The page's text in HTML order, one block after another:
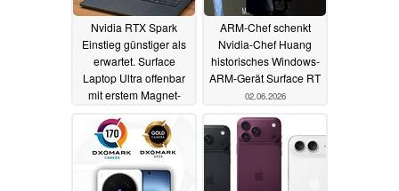
Nvidia RTX Spark
Einstieg günstiger als
erwartet. Surface
Laptop Ultra offenbar
mit erstem Magnet-
ARM-Chef schenkt
Nvidia-Chef Huang
historisches Windows-
ARM-Gerät Surface RT
02.06.2026